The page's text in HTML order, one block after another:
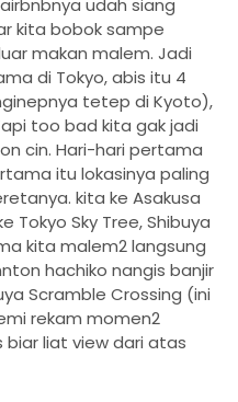
udah siang
kita bobok sampe
makan malem. Jadi
di Tokyo, abis itu 4
tetep di Kyoto),
too bad kita gak jadi
cin. Hari-hari pertama
itu lokasinya paling
kita ke Asakusa
Tokyo Sky Tree, Shibuya
kita malem2 langsung
hachiko nangis banjir
Scramble Crossing (ini
rekam momen2
biar liat view dari atas